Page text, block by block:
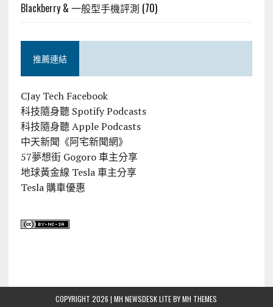
Blackberry & 一般型手機評測 (70)
推薦連結
CJay Tech Facebook
科技隨身聽 Spotify Podcasts
科技隨身聽 Apple Podcasts
中天新聞《阿宅新聞網》
57夢想街 Gogoro 車主分享
地球黃金線 Tesla 車主分享
Tesla 購車優惠
COPYRIGHT 2026 | MH NEWSDESK LITE BYMH THEMES